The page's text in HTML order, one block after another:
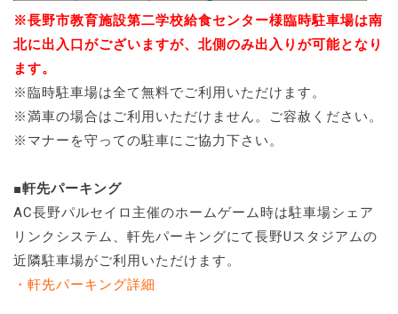
※長野市教育施設第二学校給食センター様臨時駐車場は南
北に出入口がございますが、北側のみ出入りが可能となり
ます。
※臨時駐車場は全て無料でご利用いただけます。
※満車の場合はご利用いただけません。ご容赦ください。
※マナーを守っての駐車にご協力下さい。
■軒先パーキング
AC長野パルセイロ主催のホームゲーム時は駐車場シェア
リンクシステム、軒先パーキングにて長野Uスタジアムの
近隣駐車場がご利用いただけます。
・軒先パーキング詳細